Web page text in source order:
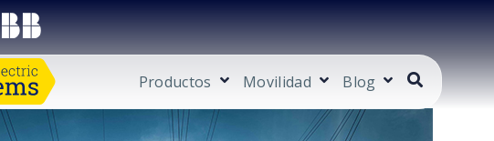
Productos Movilidad Blog